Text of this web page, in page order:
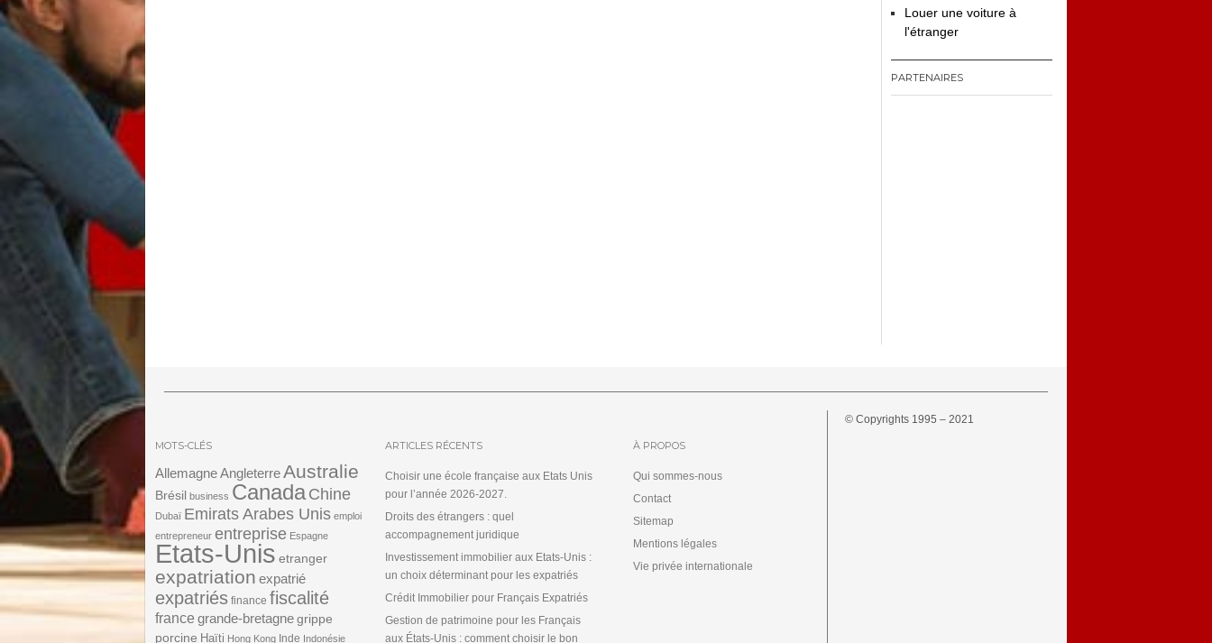
Louer une voiture à
l'étranger
PARTENAIRES
MOTS-CLÉS
AllemagneAngleterreAustralie
Brésil business CanadaChine
Dubaï Emirats Arabes Unis emploi
entrepreneur entreprise Espagne
Etats-Unis etranger
expatriation expatrié
expatriés finance fiscalité
france grande-bretagnegrippe
porcine Haïti Hong Kong Inde Indonésie
ARTICLES RÉCENTS
Choisir une école française aux Etats Unis
pour l’année 2026-2027.
Droits des étrangers : quel
accompagnement juridique
Investissement immobilier aux Etats-Unis :
un choix déterminant pour les expatriés
Crédit Immobilier pour Français Expatriés
Gestion de patrimoine pour les Français
aux États-Unis : comment choisir le bon
À PROPOS
Qui sommes-nous
Contact
Sitemap
Mentions légales
Vie privée internationale
© Copyrights 1995 – 2021